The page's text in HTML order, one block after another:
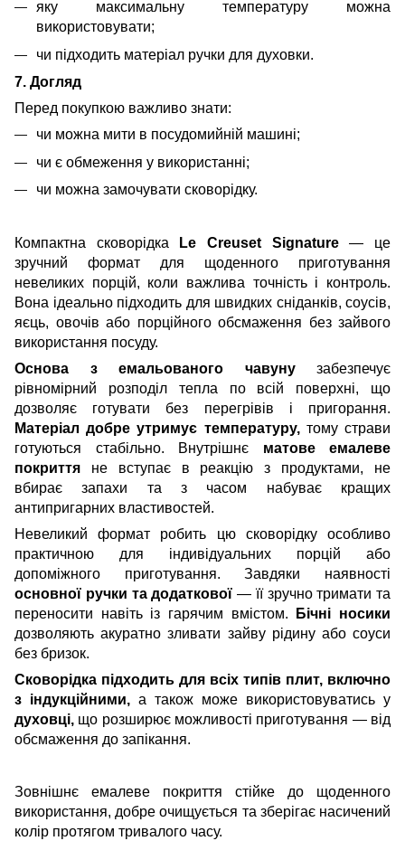
яку максимальну температуру можна
використовувати;
чи підходить матеріал ручки для духовки.
7. Догляд
Перед покупкою важливо знати:
чи можна мити в посудомийній машині;
чи є обмеження у використанні;
чи можна замочувати сковорідку.
Компактна сковорідка Le Creuset Signature— це
зручний формат для щоденного приготування
невеликих порцій, коли важлива точність і контроль.
Вона ідеально підходить для швидких сніданків, соусів,
яєць, овочів або порційного обсмаження без зайвого
використання посуду.
Основа з емальованого чавунузабезпечує
рівномірний розподіл тепла по всій поверхні, що
дозволяє готувати без перегрівів і пригорання.
Матеріал добре утримує температуру,тому страви
готуються стабільно. Внутрішнє матове емалеве
покриття не вступає в реакцію з продуктами, не
вбирає запахи та з часом набуває кращих
антипригарних властивостей.
Невеликий формат робить цю сковорідку особливо
практичною для індивідуальних порцій або
допоміжного приготування. Завдяки наявності
основної ручки та додаткової — її зручно тримати та
переносити навіть із гарячим вмістом. Бічні носики
дозволяють акуратно зливати зайву рідину або соуси
без бризок.
Сковорідка підходить для всіх типів плит, включно
з індукційними, а також може використовуватись у
духовці, що розширює можливості приготування — від
обсмаження до запікання.
Зовнішнє емалеве покриття стійке до щоденного
використання, добре очищується та зберігає насичений
колір протягом тривалого часу.